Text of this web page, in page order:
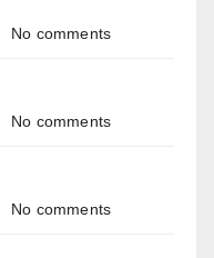
No comments
No comments
No comments